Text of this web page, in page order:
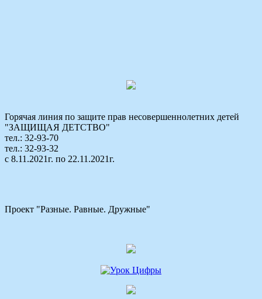
Горячая линия по защите прав несовершеннолетних детей
"ЗАЩИЩАЯ ДЕТСТВО"
тел.: 32-93-70
тел.: 32-93-32
с 8.11.2021г. по 22.11.2021г.
Проект "Разные. Равные. Дружные"